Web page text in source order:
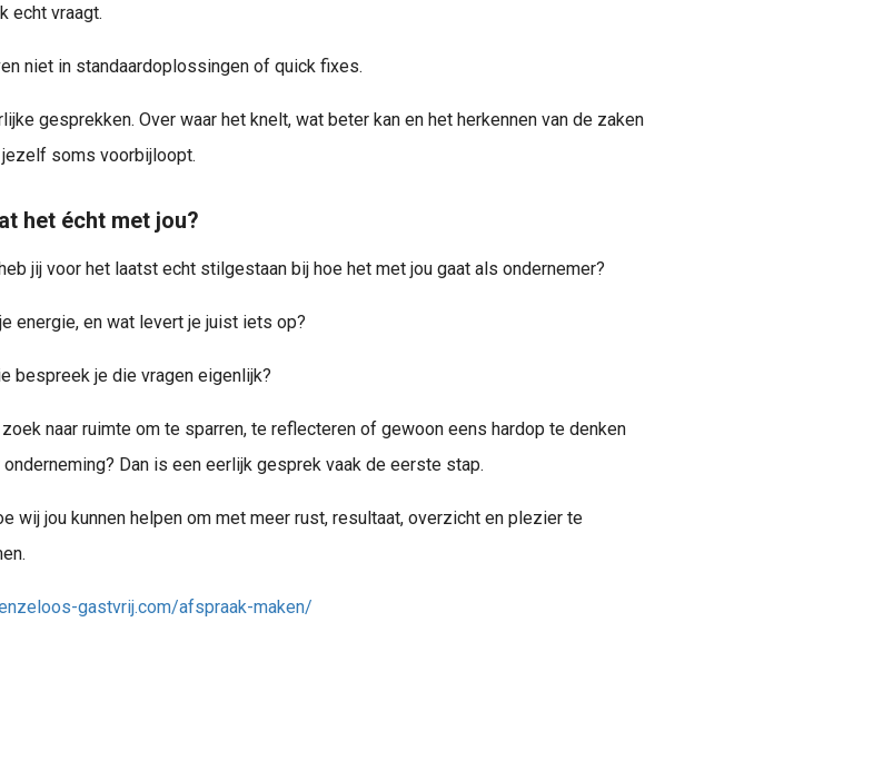
echt vraagt.
niet in standaardoplossingen of quick fixes.
gesprekken. Over waar het knelt, wat beter kan en het herkennen van de zaken
jezelf soms voorbijloopt.
het écht met jou?
jij voor het laatst echt stilgestaan bij hoe het met jou gaat als ondernemer?
energie, en wat levert je juist iets op?
bespreek je die vragen eigenlijk?
zoek naar ruimte om te sparren, te reflecteren of gewoon eens hardop te denken
Dan is een eerlijk gesprek vaak de eerste stap.
wij jou kunnen helpen om met meer rust, resultaat, overzicht en plezier te
gastvrij.com/afspraak-maken/